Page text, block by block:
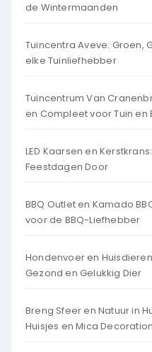
de Wintermaanden
Tuincentra Aveve: Groen,
elke Tuinliefhebber
Tuincentrum Van
en Compleet voor Tuin en
LED Kaarsen en
Feestdagen Door
BBQ Outlet en Kamado
voor de BBQ-Liefhebber
Hondenvoer en
Gezond en Gelukkig Dier
Breng Sfeer en Natuur in
Huisjes en Mica